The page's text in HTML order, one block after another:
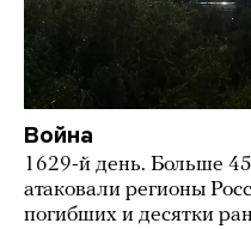
Война
1629-й день. Больше
атаковали регионы
погибших и десятки